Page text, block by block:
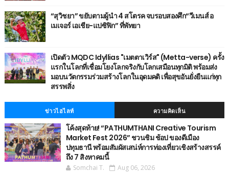
“สุวิชยา” ขยับตามผู้นำ 4 สโตรค จบรอบสองศึก“วีเมนส์ อ
เมเจอร์ เอเชีย-แปซิฟิก” ที่พัทยา
เปิดตัว MQDC Idyllias "เมตตาเวิร์ส" (Metta-verse) ครั้ง
แรกในโลกที่เชื่อมโยงโลกจริงกับโลกเสมือนทุกมิติ พร้อมส่ง
มอบนวัตกรรมร่วมสร้างโลกในอุดมคติ เพื่อสุขอันยั่งยืนแก่ทุก
สรรพสิ่ง
ข่าวไฮไลท์ ความคิดเห็น
โค้งสุดท้าย! “PATHUMTHANI Creative Tourism
Market Fest 2026” ชวนชิม ช้อป ของดีเมือง
ปทุมธานี พร้อมสัมผัสเสน่ห์การท่องเที่ยวเชิงสร้างสรรค์
ถึง 7 สิงหาคมนี้
Somchai T. Aug 06, 2026